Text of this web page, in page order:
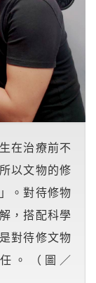
在治療前不
以文物的修
。對待修物
，搭配科學
對待修文物
。（圖／